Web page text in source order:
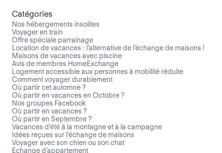
Catégories
Nos hébergements insolites
Voyager en train
Offre spéciale parrainage
Location de vacances : l'alternative de l'échange de maisons !
Maisons de vacances avec piscine
Avis de membres HomeExchange
Logement accessible aux personnes à mobilité réduite
Comment voyager durablement
Où partir cet automne ?
Où partir en vacances en Octobre ?
Nos groupes Facebook
Où partir en vacances ?
Où partir en Septembre ?
Vacances d'été à la montagne et à la campagne
Idées reçues sur l'échange de maisons
Voyager avec son chien ou son chat
Echange d'appartement